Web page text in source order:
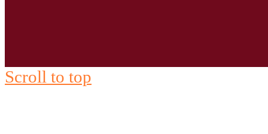
Scroll to top